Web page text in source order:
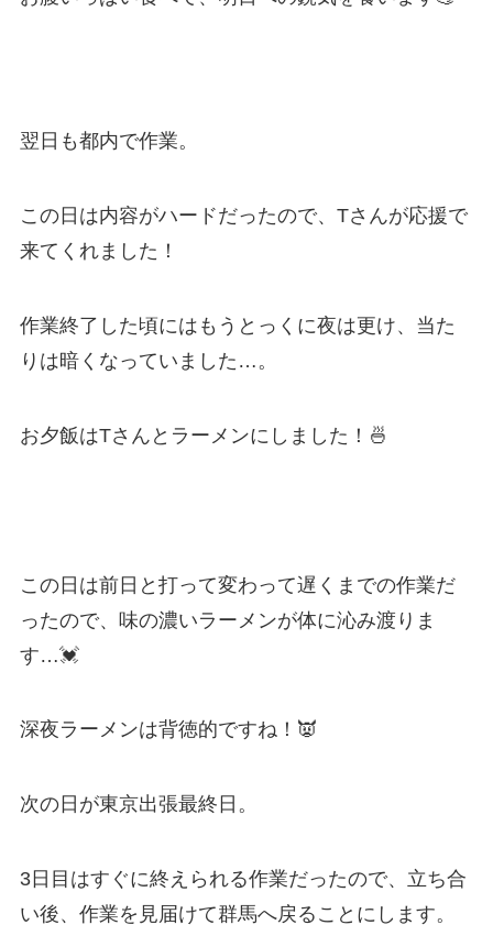
翌日も都内で作業。
この日は内容がハードだったので、Tさんが応援で
来てくれました！
作業終了した頃にはもうとっくに夜は更け、当た
りは暗くなっていました…。
お夕飯はTさんとラーメンにしました！🍜
この日は前日と打って変わって遅くまでの作業だ
ったので、味の濃いラーメンが体に沁み渡りま
す…💓
深夜ラーメンは背徳的ですね！👿
次の日が東京出張最終日。
3日目はすぐに終えられる作業だったので、立ち合
い後、作業を見届けて群馬へ戻ることにします。